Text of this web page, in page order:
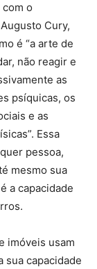
o
Cury,
é “a arte de
não reagir e
as
psíquicas, os
e as
Essa
pessoa,
mesmo sua
a capacidade
imóveis usam
sua capacidade